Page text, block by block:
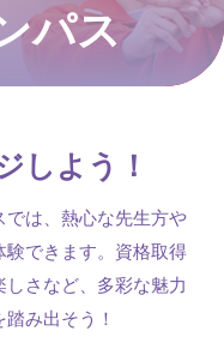
パス
しよう！
では、熱心な先生方や
できます。資格取得
さなど、多彩な魅力
み出そう！